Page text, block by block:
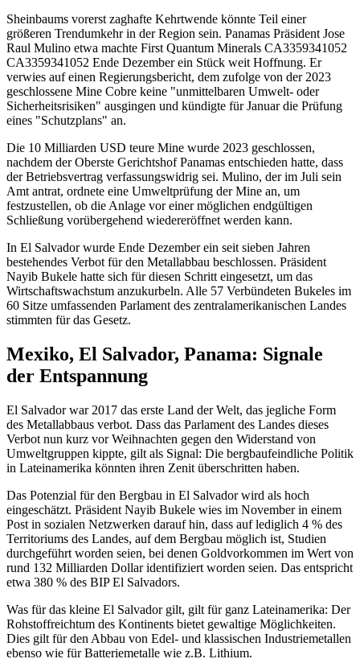
Sheinbaums vorerst zaghafte Kehrtwende könnte Teil einer
größeren Trendumkehr in der Region sein. Panamas Präsident Jose
Raul Mulino etwa machte First Quantum Minerals CA3359341052
CA3359341052 Ende Dezember ein Stück weit Hoffnung. Er
verwies auf einen Regierungsbericht, dem zufolge von der 2023
geschlossene Mine Cobre keine "unmittelbaren Umwelt- oder
Sicherheitsrisiken" ausgingen und kündigte für Januar die Prüfung
eines "Schutzplans" an.
Die 10 Milliarden USD teure Mine wurde 2023 geschlossen,
nachdem der Oberste Gerichtshof Panamas entschieden hatte, dass
der Betriebsvertrag verfassungswidrig sei. Mulino, der im Juli sein
Amt antrat, ordnete eine Umweltprüfung der Mine an, um
festzustellen, ob die Anlage vor einer möglichen endgültigen
Schließung vorübergehend wiedereröffnet werden kann.
In El Salvador wurde Ende Dezember ein seit sieben Jahren
bestehendes Verbot für den Metallabbau beschlossen. Präsident
Nayib Bukele hatte sich für diesen Schritt eingesetzt, um das
Wirtschaftswachstum anzukurbeln. Alle 57 Verbündeten Bukeles im
60 Sitze umfassenden Parlament des zentralamerikanischen Landes
stimmten für das Gesetz.
Mexiko, El Salvador, Panama: Signale
der Entspannung
El Salvador war 2017 das erste Land der Welt, das jegliche Form
des Metallabbaus verbot. Dass das Parlament des Landes dieses
Verbot nun kurz vor Weihnachten gegen den Widerstand von
Umweltgruppen kippte, gilt als Signal: Die bergbaufeindliche Politik
in Lateinamerika könnten ihren Zenit überschritten haben.
Das Potenzial für den Bergbau in El Salvador wird als hoch
eingeschätzt. Präsident Nayib Bukele wies im November in einem
Post in sozialen Netzwerken darauf hin, dass auf lediglich 4 % des
Territoriums des Landes, auf dem Bergbau möglich ist, Studien
durchgeführt worden seien, bei denen Goldvorkommen im Wert von
rund 132 Milliarden Dollar identifiziert worden seien. Das entspricht
etwa 380 % des BIP El Salvadors.
Was für das kleine El Salvador gilt, gilt für ganz Lateinamerika: Der
Rohstoffreichtum des Kontinents bietet gewaltige Möglichkeiten.
Dies gilt für den Abbau von Edel- und klassischen Industriemetallen
ebenso wie für Batteriemetalle wie z.B. Lithium.